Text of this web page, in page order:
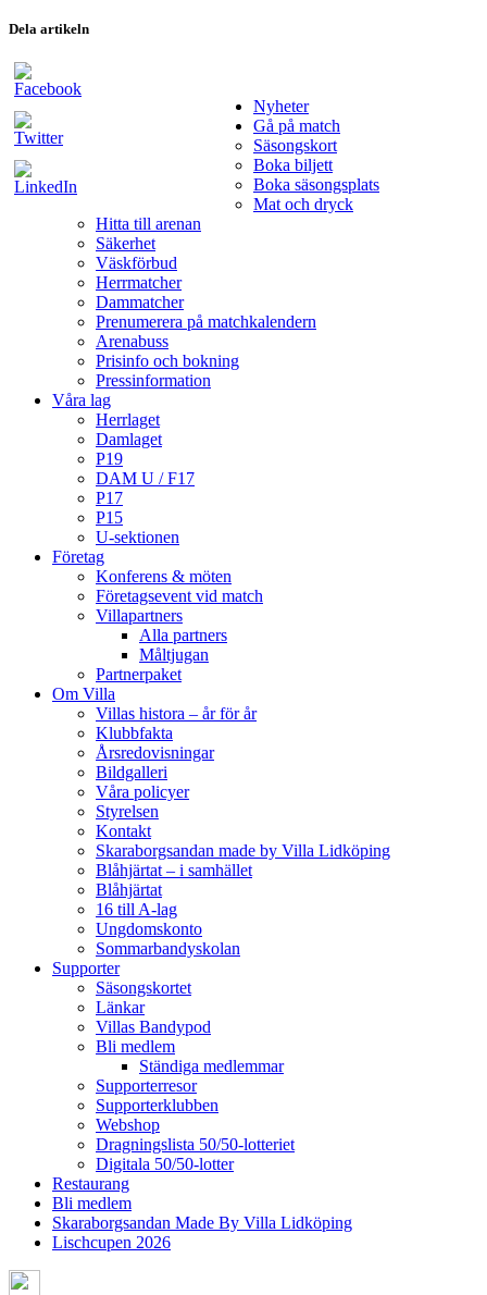
Dela artikeln
Nyheter
Gå på match
Säsongskort
Boka biljett
Boka säsongsplats
Mat och dryck
Hitta till arenan
Säkerhet
Väskförbud
Herrmatcher
Dammatcher
Prenumerera på matchkalendern
Arenabuss
Prisinfo och bokning
Pressinformation
Våra lag
Herrlaget
Damlaget
P19
DAM U / F17
P17
P15
U-sektionen
Företag
Konferens & möten
Företagsevent vid match
Villapartners
Alla partners
Måltjugan
Partnerpaket
Om Villa
Villas histora – år för år
Klubbfakta
Årsredovisningar
Bildgalleri
Våra policyer
Styrelsen
Kontakt
Skaraborgsandan made by Villa Lidköping
Blåhjärtat – i samhället
Blåhjärtat
16 till A-lag
Ungdomskonto
Sommarbandyskolan
Supporter
Säsongskortet
Länkar
Villas Bandypod
Bli medlem
Ständiga medlemmar
Supporterresor
Supporterklubben
Webshop
Dragningslista 50/50-lotteriet
Digitala 50/50-lotter
Restaurang
Bli medlem
Skaraborgsandan Made By Villa Lidköping
Lischcupen 2026